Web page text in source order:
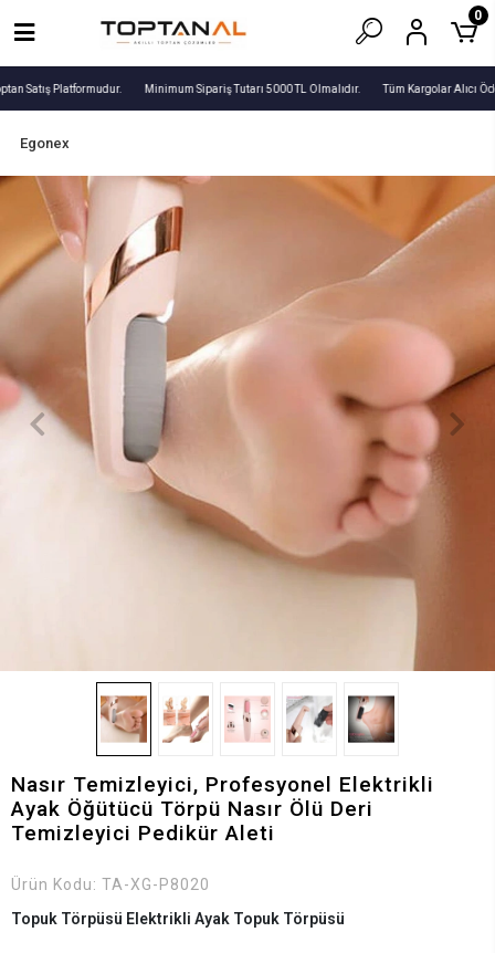
Satış Platformudur. Minimum Sipariş Tutarı 5000 TL Olmalıdır. Tüm Kargolar Alıcı
0
Egonex
Nasır Temizleyici, Profesyonel Elektrikli
Ayak Öğütücü Törpü Nasır Ölü Deri
Temizleyici Pedikür Aleti
Ürün Kodu: TA-XG-P8020
Topuk Törpüsü Elektrikli Ayak Topuk Törpüsü